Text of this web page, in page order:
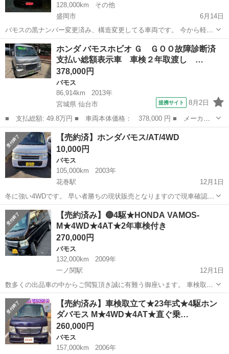
128,000km
その他
盛岡市
6月14日
バモスの黒ナンバー変更済み、構造変更してる車両です。 今から軽貨
物やろうとしてる方、フーデリをやろうとしてる方名義変更だけすれ
ばすぐに始めれます。 車検はあと一年ちょっと来年の八月が車検で
す。 4WDのオートマ車です。 ...
岩手 盛岡市 バモス
ホンダ バモスホビオ Ｇ ＧＯＯ故障診断済
支払い総額表示車 車検２年取渡し …
378,000円
バモス
86,914km
2013年
宮城県 仙台市
提携サイト 8月2日
■ 支払総額: 49.8万円 ■ 車両本体価格： 378,000 円 ■ メーカー
名： ホンダ ■ 車種名： バモスホビオ ■ グレード名： Ｇ Ｇ
ＯＯ故障診断済 支払い総額表示車 車検２年取渡し ４ＷＤ ハイ
ルーフ ４速...
宮城 仙台市 バモス
【売約済】ホンダバモス/AT/4WD
10,000円
バモス
105,000km
2003年
花巻駅
12月1日
冬に強い4WDです。 早い者勝ちの現状販売となりますので現車確認よ
ろしくお願いします。 車検切れていますが2年つけての販売も可能で
すのでご相談よろしくお願いします。 こちらで車検する場合は10万キ
ロ超えたのでタイミング...
岩手 花巻市 花巻駅 バモス ホンダバモス
【売約済み】🔵4駆★HONDA VAMOS-
M★4WD★4AT★2年車検付き
270,000円
バモス
132,000km
2009年
一ノ関駅
12月1日
数多くの出品車の中からご閲覧頂き誠に有難う御座います。 車検取り
立て。不具合なし！ 直ぐ乗れます。乗って帰れます！ ⭐️その場で乗っ
て帰る場合は「住民票」をお持ち下さい。他県であってもナンバー変
更なしで所有...
岩手 一関市 一ノ関駅 バモス エンジン
【売約済み】車検取立て★23年式★4駆ホン
ダバモス M★4WD★4AT★直ぐ乗…
260,000円
バモス
157,000km
2006年